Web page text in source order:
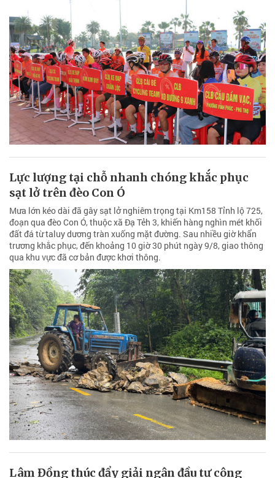
Lực lượng tại chỗ nhanh chóng khắc phục
sạt lở trên đèo Con Ó
Mưa lớn kéo dài đã gây sạt lở nghiêm trọng tại Km158 Tỉnh lộ 725,
đoạn qua đèo Con Ó, thuộc xã Đạ Tẻh 3, khiến hàng nghìn mét khối
đất đá từ taluy dương tràn xuống mặt đường. Sau nhiều giờ khẩn
trương khắc phục, đến khoảng 10 giờ 30 phút ngày 9/8, giao thông
qua khu vực đã cơ bản được khơi thông.
Lâm Đồng thúc đẩy giải ngân đầu tư công